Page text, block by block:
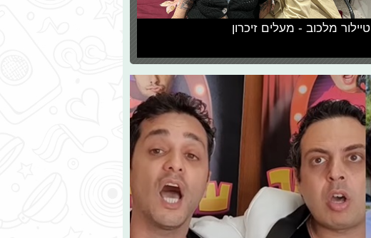
טיילור מלכוב - מעלים זיכרון